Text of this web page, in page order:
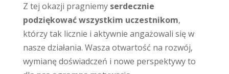
Z tej okazji pragniemy serdecznie
podziękować wszystkim uczestnikom,
którzy tak licznie i aktywnie angażowali się w
nasze działania. Wasza otwartość na rozwój,
wymianę doświadczeń i nowe perspektywy to